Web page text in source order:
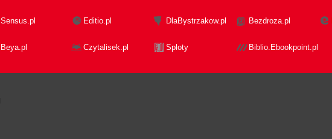
Sensus.pl Editio.pl DlaBystrzakow.pl Bezdroza.pl
Beya.pl Czytalisek.pl Sploty Biblio.Ebookpoint.pl